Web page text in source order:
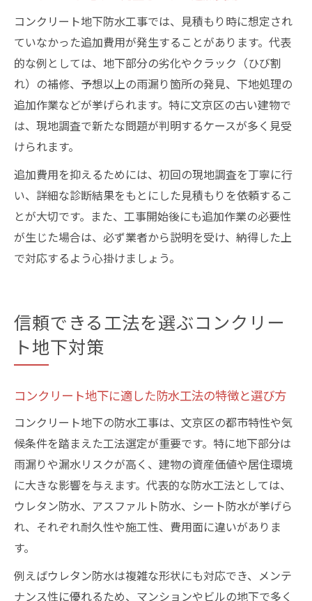
コンクリート地下防水工事では、見積もり時に想定され
ていなかった追加費用が発生することがあります。代表
的な例としては、地下部分の劣化やクラック（ひび割
れ）の補修、予想以上の雨漏り箇所の発見、下地処理の
追加作業などが挙げられます。特に文京区の古い建物で
は、現地調査で新たな問題が判明するケースが多く見受
けられます。
追加費用を抑えるためには、初回の現地調査を丁寧に行
い、詳細な診断結果をもとにした見積もりを依頼するこ
とが大切です。また、工事開始後にも追加作業の必要性
が生じた場合は、必ず業者から説明を受け、納得した上
で対応するよう心掛けましょう。
信頼できる工法を選ぶコンクリー
ト地下対策
コンクリート地下に適した防水工法の特徴と選び方
コンクリート地下の防水工事は、文京区の都市特性や気
候条件を踏まえた工法選定が重要です。特に地下部分は
雨漏りや漏水リスクが高く、建物の資産価値や居住環境
に大きな影響を与えます。代表的な防水工法としては、
ウレタン防水、アスファルト防水、シート防水が挙げら
れ、それぞれ耐久性や施工性、費用面に違いがありま
す。
例えばウレタン防水は複雑な形状にも対応でき、メンテ
ナンス性に優れるため、マンションやビルの地下で多く